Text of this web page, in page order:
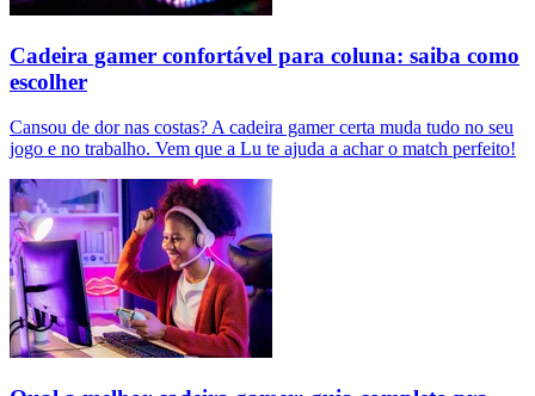
Cadeira gamer confortável para coluna: saiba como
escolher
Cansou de dor nas costas? A cadeira gamer certa muda tudo no seu
jogo e no trabalho. Vem que a Lu te ajuda a achar o match perfeito!